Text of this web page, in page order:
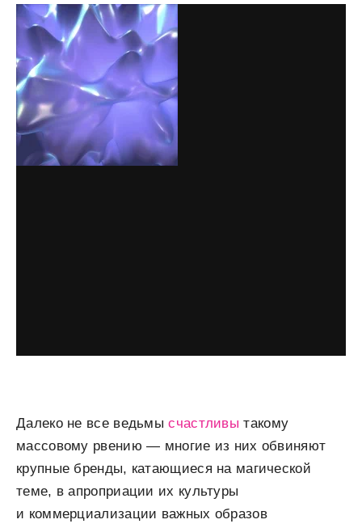
Далеко не все ведьмысчастливы такому
массовому рвению — многие из них обвиняют
крупные бренды, катающиеся на магической
теме, в апроприации их культуры
и коммерциализации важных образов